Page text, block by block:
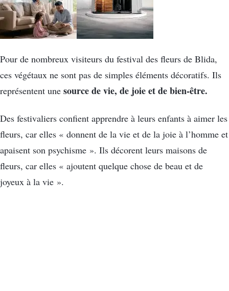
Pour de nombreux visiteurs du festival des fleurs de Blida,
ces végétaux ne sont pas de simples éléments décoratifs. Ils
représentent une source de vie, de joie et de bien-être.
Des festivaliers confient apprendre à leurs enfants à aimer les
fleurs, car elles « donnent de la vie et de la joie à l’homme et
apaisent son psychisme ». Ils décorent leurs maisons de
fleurs, car elles « ajoutent quelque chose de beau et de
joyeux à la vie ».